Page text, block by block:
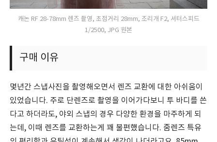
캐논 RF 28-78mm 렌즈 촬영, 초점거리 28mm, 조리개 F2, 셔터스피드
1/2500, JPG 원본
구매 이유
몇년간 스냅사진을 촬영해오면서 렌즈 교환에 대한 아쉬움이
있었습니다. 주로 단렌즈로 촬영을 이어가다보니 투 바디를 쓴
다고 하더라도, 야외 스냅의 경우 다양한 환경을 마주하게 되
는데, 이때 렌즈를 교환하는게 꽤 불편했습니다. 줌렌즈 특유